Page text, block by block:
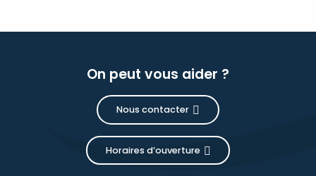
On peut vous aider ?
Nous contacter
Horaires d’ouverture